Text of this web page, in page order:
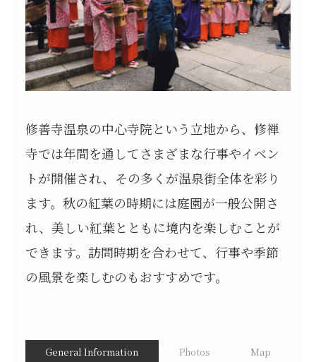
修善寺温泉の中心寺院という立地から、修禅
寺では年間を通してさまざまな行事やイベン
トが開催され、その多くが温泉街全体を彩り
ます。秋の紅葉の時期には庭園が一般公開さ
れ、美しい紅葉とともに境内を楽しむことが
できます。訪問時期を合わせて、行事や季節
の風景を楽しむのもおすすめです。
General Information Photos Map